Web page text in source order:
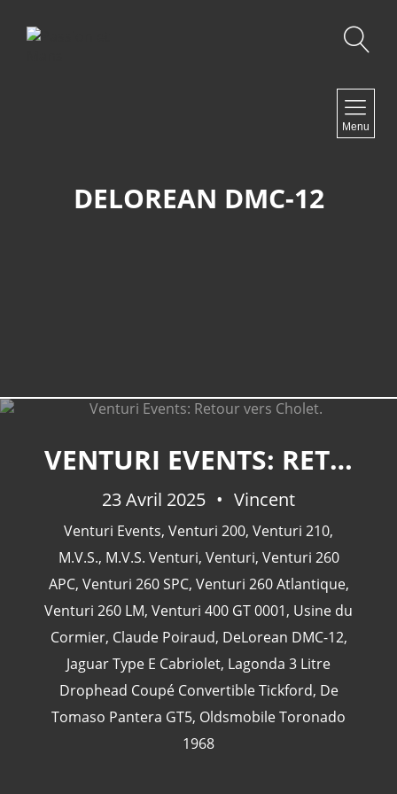
Menu
DELOREAN DMC-12
VENTURI EVENTS: RETOUR VERS CHOLET.
23 Avril 2025 Vincent
Venturi Events, Venturi 200, Venturi 210,
M.V.S., M.V.S. Venturi, Venturi, Venturi 260
APC, Venturi 260 SPC, Venturi 260 Atlantique,
Venturi 260 LM, Venturi 400 GT 0001, Usine du
Cormier, Claude Poiraud, DeLorean DMC-12,
Jaguar Type E Cabriolet, Lagonda 3 Litre
Drophead Coupé Convertible Tickford, De
Tomaso Pantera GT5, Oldsmobile Toronado
1968